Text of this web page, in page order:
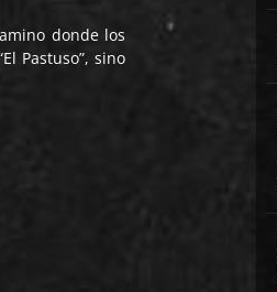
donde los
Pastuso”, sino